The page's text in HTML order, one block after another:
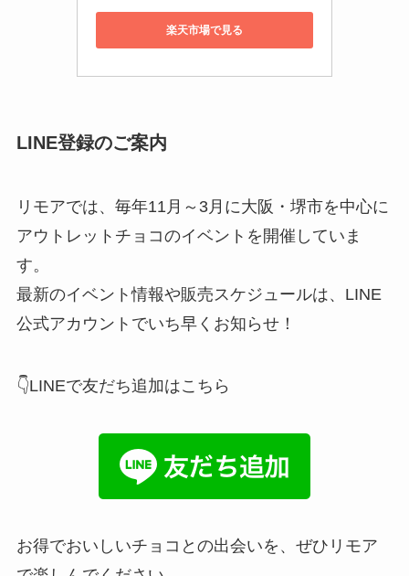
楽天市場で見る
LINE登録のご案内
リモアでは、毎年11月～3月に大阪・堺市を中心に
アウトレットチョコのイベントを開催していま
す。
最新のイベント情報や販売スケジュールは、LINE
公式アカウントでいち早くお知らせ！
👇LINEで友だち追加はこちら
お得でおいしいチョコとの出会いを、ぜひリモア